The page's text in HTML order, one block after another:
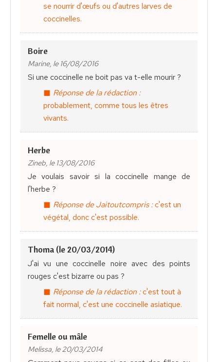
se nourrir d'œufs ou d'autres larves de
coccinelles.
Boire
Marine, le 16/08/2016
Si une coccinelle ne boit pas va t-elle mourir ?
Réponse de la rédaction :
probablement, comme tous les êtres
vivants.
Herbe
Zineb, le 13/08/2016
Je voulais savoir si la coccinelle mange de
l'herbe ?
Réponse de Jaitoutcompris :c'est un
végétal, donc c'est possible.
Thoma (le 20/03/2014)
J'ai vu une coccinelle noire avec des points
rouges c'est bizarre ou pas ?
Réponse de la rédaction :c'est tout à
fait normal, c'est une coccinelle asiatique.
Femelle ou mâle
Melissa, le 20/03/2014